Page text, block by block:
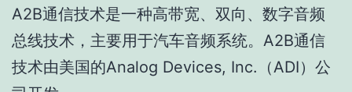
A2B通信技术是一种高带宽、双向、数字音频
总线技术，主要用于汽车音频系统。A2B通信
技术由美国的Analog Devices, Inc.（ADI）公